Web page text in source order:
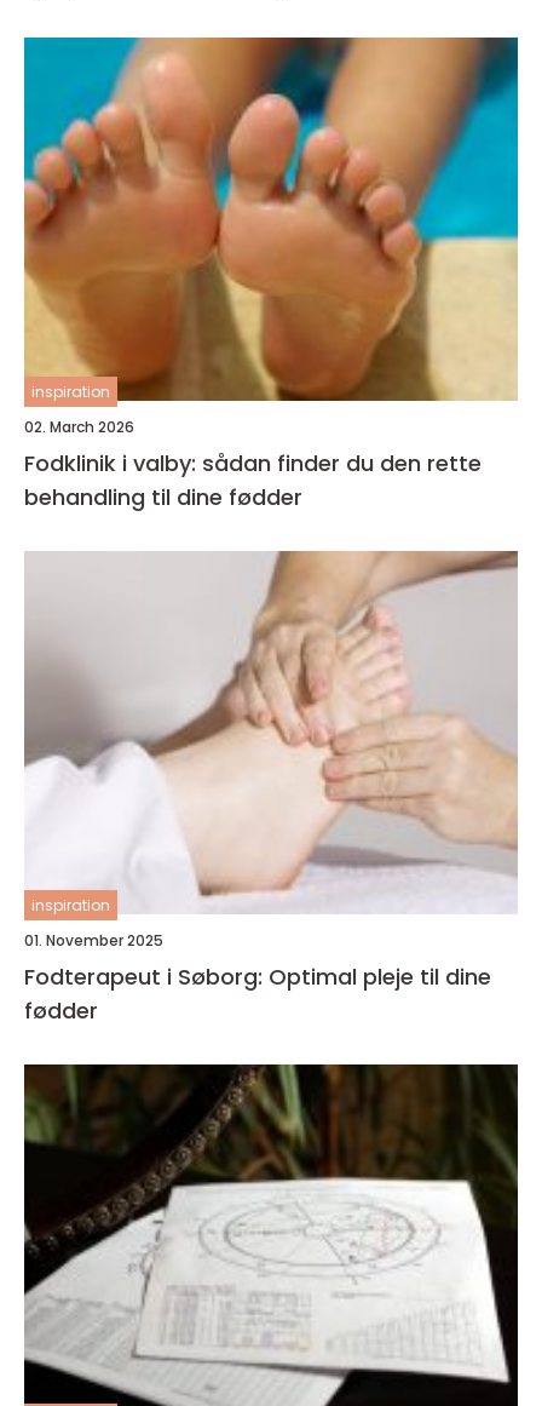
inspiration
02. March 2026
Fodklinik i valby: sådan finder du den rette
behandling til dine fødder
inspiration
01. November 2025
Fodterapeut i Søborg: Optimal pleje til dine
fødder